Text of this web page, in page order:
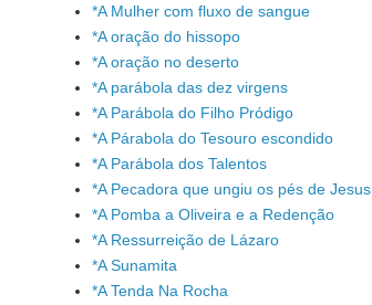
*A Mulher com fluxo de sangue
*A oração do hissopo
*A oração no deserto
*A parábola das dez virgens
*A Parábola do Filho Pródigo
*A Párabola do Tesouro escondido
*A Parábola dos Talentos
*A Pecadora que ungiu os pés de Jesus
*A Pomba a Oliveira e a Redenção
*A Ressurreição de Lázaro
*A Sunamita
*A Tenda Na Rocha